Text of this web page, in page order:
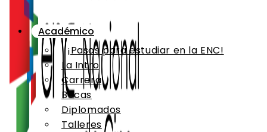
Académico
¡Pasos para estudiar en la ENC!
La Intro
Carrera
Becas
Diplomados
Talleres